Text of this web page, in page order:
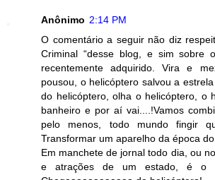
Anônimo 2:14 PM
O comentário a seguir não diz
Criminal “desse blog, e sim sobre
recentemente adquirido. Vira e
pousou, o helicóptero salvou a
do helicóptero, olha o helicóptero, o
banheiro e por aí vai....!Vamos
pelo menos, todo mundo fingir
Transformar um aparelho da época do
Em manchete de jornal todo dia, ou
e atrações de um estado, é o